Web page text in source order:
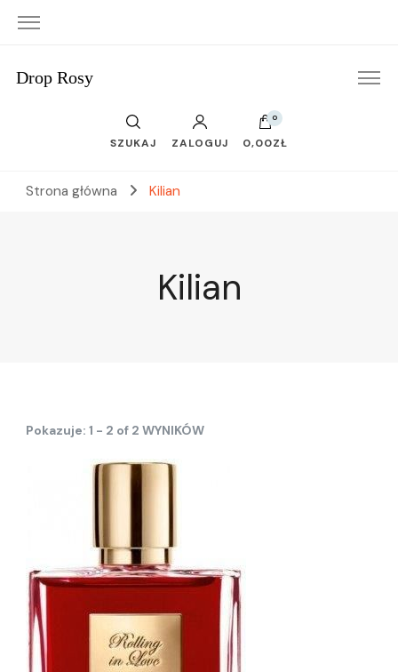
Drop Rosy
SZUKAJ ZALOGUJ
0
0,00ZŁ
Strona główna Kilian
Kilian
Pokazuje: 1 - 2 of 2 WYNIKÓW